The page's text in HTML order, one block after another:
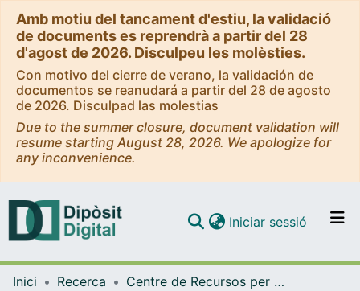
Amb motiu del tancament d'estiu, la validació
de documents es reprendrà a partir del 28
d'agost de 2026. Disculpeu les molèsties.
Con motivo del cierre de verano, la validación de
documentos se reanudará a partir del 28 de agosto
de 2026. Disculpad las molestias
Due to the summer closure, document validation will
resume starting August 28, 2026. We apologize for
any inconvenience.
Navega per tot el DD
Iniciar sessió (current)
Inici Recerca
Centre de Recursos per a l'Aprenentatge i la Investigació (CRAI-UB)